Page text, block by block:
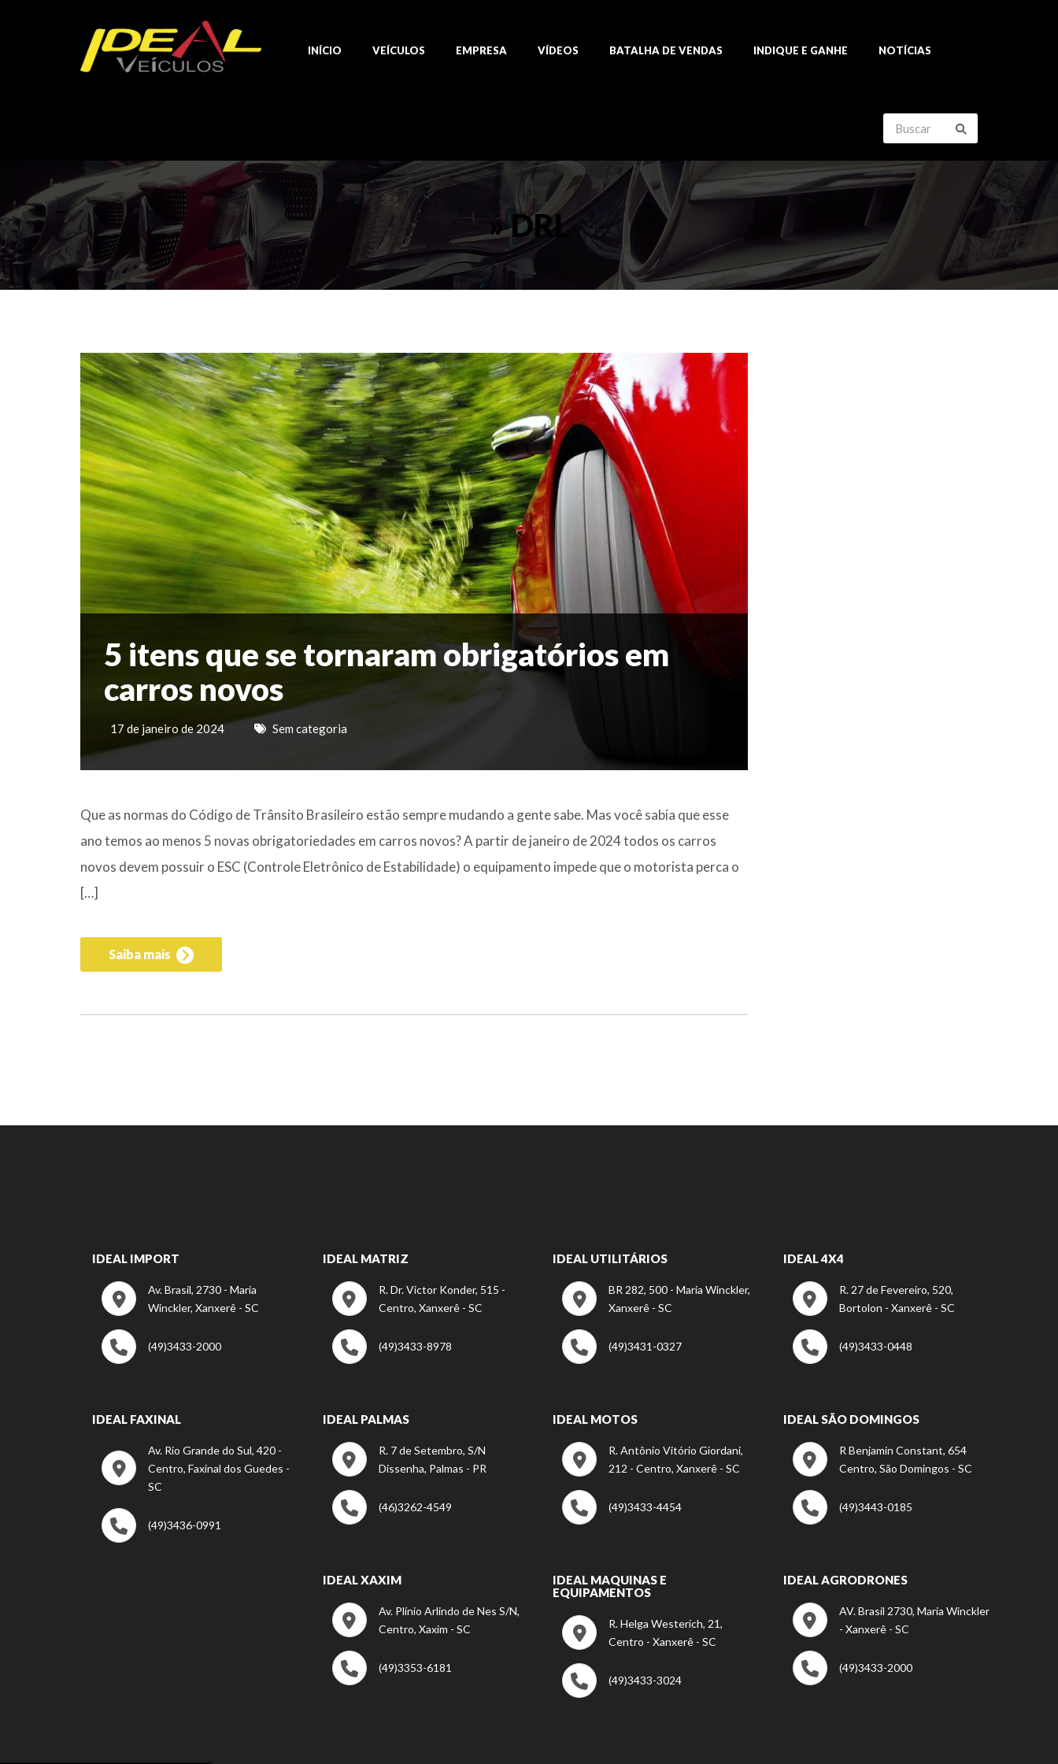
INÍCIO VEÍCULOS EMPRESA VÍDEOS BATALHA DE VENDAS INDIQUE E GANHE NOTÍCIAS
» DRL
5 itens que se tornaram obrigatórios em
carros novos
17 de janeiro de 2024 Sem categoria
Que as normas do Código de Trânsito Brasileiro estão sempre mudando a gente sabe. Mas você sabia que esse
ano temos ao menos 5 novas obrigatoriedades em carros novos? A partir de janeiro de 2024 todos os carros
novos devem possuir o ESC (Controle Eletrônico de Estabilidade) o equipamento impede que o motorista perca o
[…]
Saiba mais
IDEAL IMPORT
Av. Brasil, 2730 - Maria
Winckler, Xanxerê - SC
(49)3433-2000
IDEAL MATRIZ
R. Dr. Victor Konder, 515 -
Centro, Xanxerê - SC
(49)3433-8978
IDEAL UTILITÁRIOS
BR 282, 500 - Maria Winckler,
Xanxerê - SC
(49)3431-0327
IDEAL 4X4
R. 27 de Fevereiro, 520,
Bortolon - Xanxerê - SC
(49)3433-0448
IDEAL FAXINAL
Av. Rio Grande do Sul, 420 -
Centro, Faxinal dos Guedes -
SC
(49)3436-0991
IDEAL PALMAS
R. 7 de Setembro, S/N
Dissenha, Palmas - PR
(46)3262-4549
IDEAL MOTOS
R. Antônio Vitório Giordani,
212 - Centro, Xanxerê - SC
(49)3433-4454
IDEAL SÃO DOMINGOS
R Benjamin Constant, 654
Centro, São Domingos - SC
(49)3443-0185
IDEAL XAXIM
Av. Plínio Arlindo de Nes S/N,
Centro, Xaxim - SC
(49)3353-6181
IDEAL MAQUINAS E
EQUIPAMENTOS
R. Helga Westerich, 21,
Centro - Xanxerê - SC
(49)3433-3024
IDEAL AGRODRONES
AV. Brasil 2730, Maria Winckler
- Xanxerê - SC
(49)3433-2000